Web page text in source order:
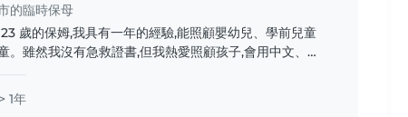
的臨時保母
歲的保姆,我具有一年的經驗,能照顧嬰幼兒、學前兒童
。雖然我沒有急救證書,但我熱愛照顧孩子,會用中文、英
的居所照顧您的孩子,我也可以幫助他們完成功課。請隨
我很期待能照顧您的寶貝!
1年